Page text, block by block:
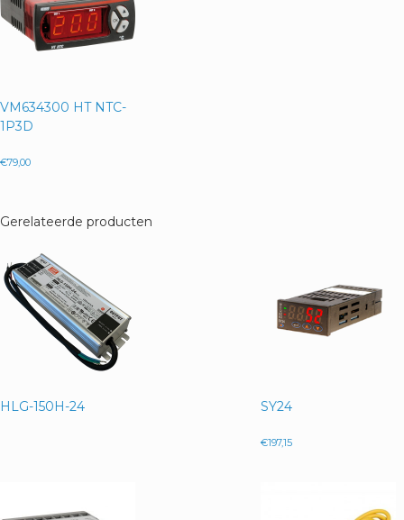
VM634300 HT NTC-
1P3D
€79,00
Gerelateerde producten
HLG-150H-24 SY24
€197,15